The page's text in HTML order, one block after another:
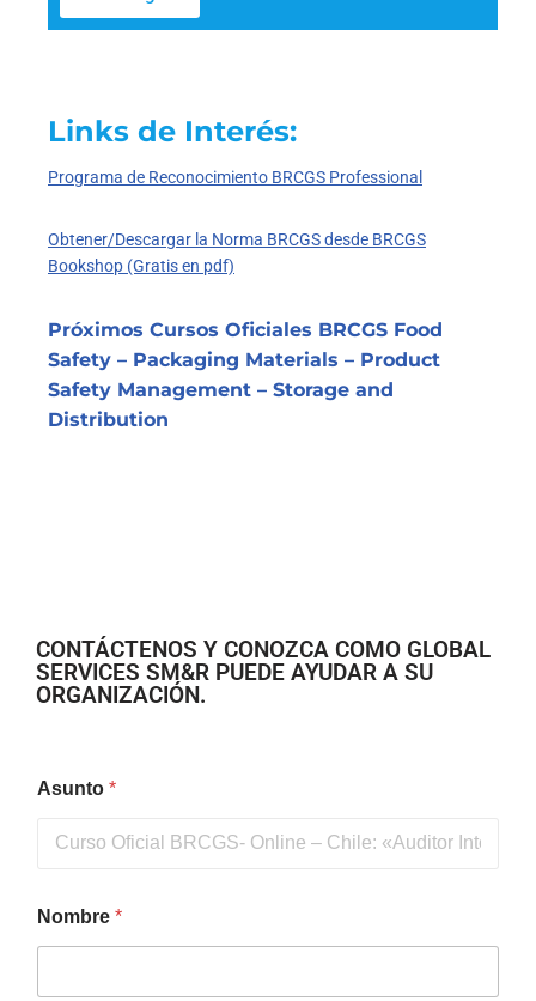
Links de Interés:
Programa de Reconocimiento BRCGS Professional
Obtener/Descargar la Norma BRCGS desde BRCGS
Bookshop (Gratis en pdf)
Próximos Cursos Oficiales BRCGS Food
Safety – Packaging Materials – Product
Safety Management – Storage and
Distribution
CONTÁCTENOS Y CONOZCA COMO GLOBAL
SERVICES SM&R PUEDE AYUDAR A SU
ORGANIZACIÓN.
Asunto *
Nombre *